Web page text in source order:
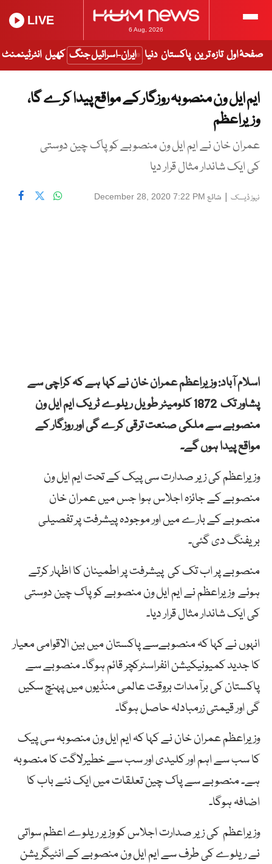
6 Aug, 2026
LIVE
صفحۂ اول تازہ ترین پاکستان دنیا ایران-اسرائیل جنگ کھیل انٹرٹینمنٹ
ایم ایل ون منصوبہ روزگار کے مواقع پیدا کرے گا،
وزیراعظم
عمران خان نے ایم ایل ون منصوبے کو پاک چین دوستی
کی ایک شاندار مثال قرار دیا
نیوز ڈیسک | شائع December 28, 2020 7:22 PM
اسلام آباد: وزیراعظم عمران خان نے کہا ہے کہ کراچی سے
پشاور تک 1872 کلومیٹر طویل ریلوے ٹریک ایم ایل ون
منصوبے سے ملکی صنعت ترقی کرے گی اور روزگار کے
مواقع پیدا ہوں گے۔
وزیراعظم کی زیر صدارت سی پیک کے تحت ایم ایل ون
منصوبے کے جائزہ اجلاس ہوا جس میں عمران خان
منصوبے کے بارے میں اور موجودہ پیشرفت پر تفصیلی
بریفنگ دی گئی۔
منصوبے پر اب تک کی پیشرفت پر اطمینان کا اظہار کرتے
ہوئے وزیراعظم نے ایم ایل ون منصوبے کو پاک چین دوستی
کی ایک شاندار مثال قرار دیا۔
انہوں نے کہا کہ منصوبےسے پاکستان میں بین الاقوامی معیار
کا جدید کمیونیکیشن انفراسٹرکچر قائم ہوگا۔ منصوبے سے
پاکستان کی برآمدات بروقت عالمی منڈیوں میں پہنچ سکیں
گی اور قیمتی زرمبادلہ حاصل ہوگا۔
وزیراعظم عمران خان نے کہا کہ ایم ایل ون منصوبہ سی پیک
کا سب سے اہم اور کلیدی اور سب سے خطیرلاگت کا منصوبہ
ہے۔ منصوبے سے پاک چین تعلقات میں ایک نئے باب کا
اضافہ ہوگا۔
وزیراعظم کی زیر صدارت اجلاس کو وزیر ریلوے اعظم سواتی
نے ریلوے کی طرف سے ایم ایل ون منصوبے کے انٹیگریشن